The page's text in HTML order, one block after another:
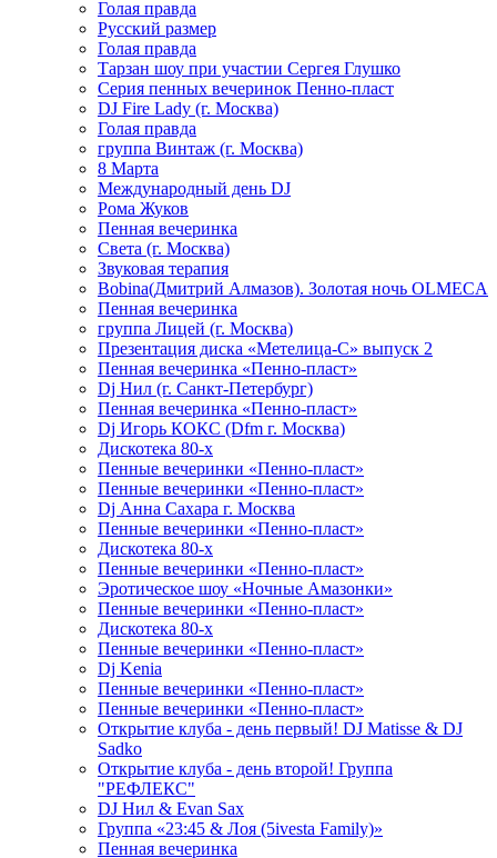
Голая правда
Русский размер
Голая правда
Тарзан шоу при участии Сергея Глушко
Серия пенных вечеринок Пенно-пласт
DJ Fire Lady (г. Москва)
Голая правда
группа Винтаж (г. Москва)
8 Марта
Международный день DJ
Рома Жуков
Пенная вечеринка
Света (г. Москва)
Звуковая терапия
Bobina(Дмитрий Алмазов). Золотая ночь OLMECA
Пенная вечеринка
группа Лицей (г. Москва)
Презентация диска «Метелица-С» выпуск 2
Пенная вечеринка «Пенно-пласт»
Dj Нил (г. Санкт-Петербург)
Пенная вечеринка «Пенно-пласт»
Dj Игорь КОКС (Dfm г. Москва)
Дискотека 80-х
Пенные вечеринки «Пенно-пласт»
Пенные вечеринки «Пенно-пласт»
Dj Анна Сахара г. Москва
Пенные вечеринки «Пенно-пласт»
Дискотека 80-х
Пенные вечеринки «Пенно-пласт»
Эротическое шоу «Ночные Амазонки»
Пенные вечеринки «Пенно-пласт»
Дискотека 80-х
Пенные вечеринки «Пенно-пласт»
Dj Kenia
Пенные вечеринки «Пенно-пласт»
Пенные вечеринки «Пенно-пласт»
Открытие клуба - день первый! DJ Matisse & DJ
Sadko
Открытие клуба - день второй! Группа
"РЕФЛЕКС"
DJ Нил & Evan Sax
Группа «23:45 & Лоя (5ivesta Family)»
Пенная вечеринка